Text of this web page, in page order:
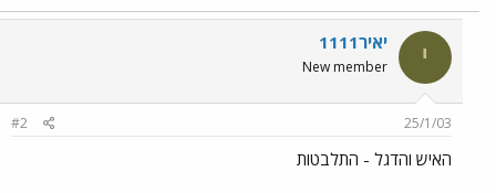
י יאיר1111
New member
25/1/03
#2
האיש והדגל - התלבטות